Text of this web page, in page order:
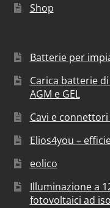
Shop
Batterie per
Carica batterie
AGM e GEL
Cavi e
Elios4you –
eolico
Illuminazione a
fotovoltaici ad